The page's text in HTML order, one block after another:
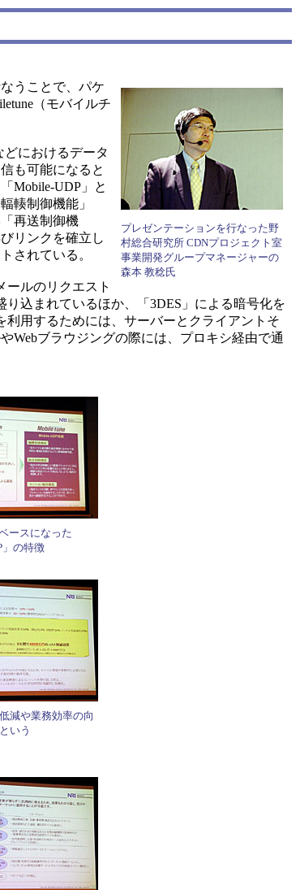
プレゼンテーションを行なった野
村総合研究所 CDNプロジェクト室
事業開発グループマネージャーの
森本 教稔氏
うことで、パケ
（モバイルチ
におけるデータ
も可能になると
Mobile-UDP」と
輳制御機能」
再送制御機
リンクを確立し
されている。
ールのリクエスト
込まれているほか、「3DES」による暗号化を
利用するためには、サーバーとクライアントそ
Webブラウジングの際には、プロキシ経由で通
ースになった
」の特徴
減や業務効率の向
いう